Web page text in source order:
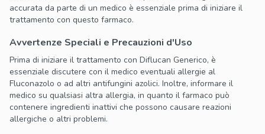
accurata da parte di un medico è essenziale prima di iniziare il
trattamento con questo farmaco.
Avvertenze Speciali e Precauzioni d'Uso
Prima di iniziare il trattamento con Diflucan Generico, è
essenziale discutere con il medico eventuali allergie al
Fluconazolo o ad altri antifungini azolici. Inoltre, informare il
medico su qualsiasi altra allergia, in quanto il farmaco può
contenere ingredienti inattivi che possono causare reazioni
allergiche o altri problemi.